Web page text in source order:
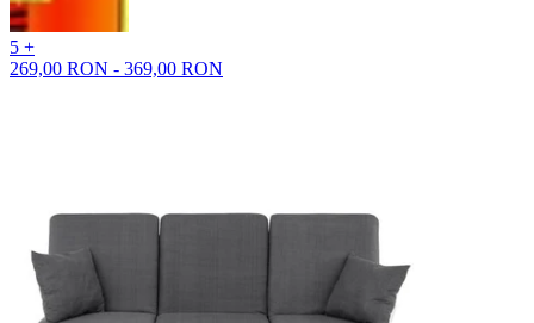
5 +
269,00 RON - 369,00 RON